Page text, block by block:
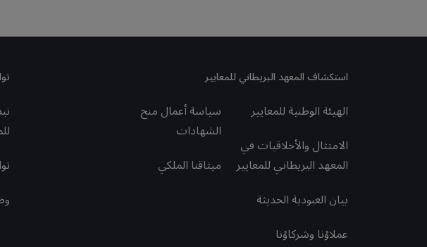
استكشاف المعهد البريطاني للمعايير
الهيئة الوطنية للمعايير
الامتثال والأخلاقيات في
المعهد البريطاني للمعايير
بيان العبودية الحديثة
عملاؤنا وشركاؤنا
سياسة أعمال منح
الشهادات
ميثاقنا الملكي